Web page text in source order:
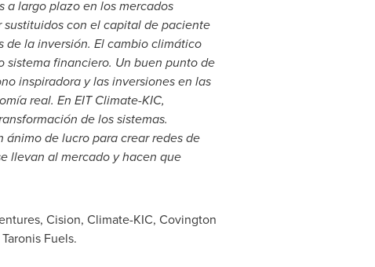
a largo plazo en los mercados
con el capital de paciente
la inversión. El cambio climático
financiero. Un buen punto de
inspiradora y las inversiones en las
real. En EIT Climate-KIC,
de los sistemas.
de lucro para crear redes de
llevan al mercado y hacen que
Cision, Climate-KIC, Covington
Fuels.